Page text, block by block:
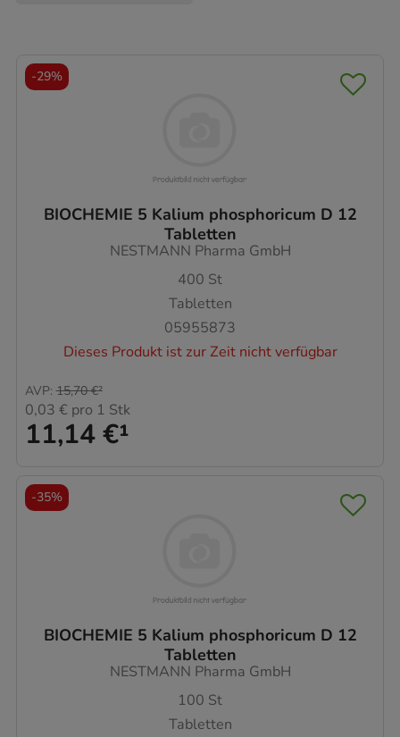
BIOCHEMIE 5 Kalium phosphoricum D 12
Tabletten
NESTMANN Pharma GmbH
400 St
Tabletten
05955873
Dieses Produkt ist zur Zeit nicht verfügbar
11,14 €¹
AVP: 15,70 €²
0,03 € pro 1 Stk
-29%
BIOCHEMIE 5 Kalium phosphoricum D 12
Tabletten
NESTMANN Pharma GmbH
100 St
Tabletten
-35%